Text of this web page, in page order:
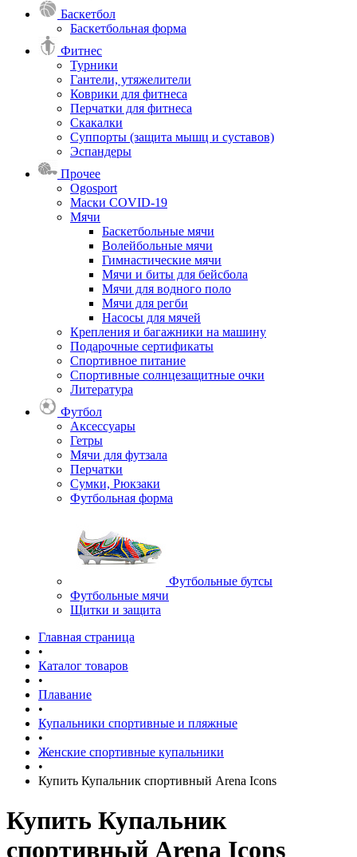
Баскетбол
Баскетбольная форма
Фитнес
Турники
Гантели, утяжелители
Коврики для фитнеса
Перчатки для фитнеса
Скакалки
Суппорты (защита мышц и суставов)
Эспандеры
Прочее
Ogosport
Маски COVID-19
Мячи
Баскетбольные мячи
Волейбольные мячи
Гимнастические мячи
Мячи и биты для бейсбола
Мячи для водного поло
Мячи для регби
Насосы для мячей
Крепления и багажники на машину
Подарочные сертификаты
Спортивное питание
Спортивные солнцезащитные очки
Литература
Футбол
Аксессуары
Гетры
Мячи для футзала
Перчатки
Сумки, Рюкзаки
Футбольная форма
Футбольные бутсы
Футбольные мячи
Щитки и защита
Главная страница
•
Каталог товаров
•
Плавание
•
Купальники спортивные и пляжные
•
Женские спортивные купальники
•
Купить Купальник спортивный Arena Icons
Купить Купальник
спортивный Arena Icons